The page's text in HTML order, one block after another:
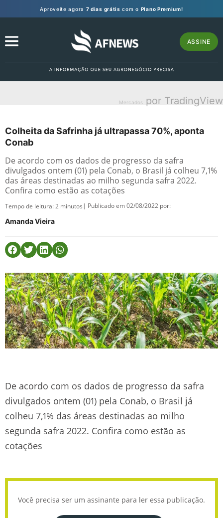
Aproveite agora 7 dias grátis com o Plano Premium!
ASSINE
Mercados por TradingView
Colheita da Safrinha já ultrapassa 70%, aponta
Conab
De acordo com os dados de progresso da safra
divulgados ontem (01) pela Conab, o Brasil já colheu 7,1%
das áreas destinadas ao milho segunda safra 2022.
Confira como estão as cotações
Tempo de leitura:2 minutos | Publicado em 02/08/2022 por:
Amanda Vieira
De acordo com os dados de progresso da safra
divulgados ontem (01) pela Conab, o Brasil já
colheu 7,1% das áreas destinadas ao milho
segunda safra 2022. Confira como estão as
cotações
Você precisa ser um assinante para ler essa publicação.